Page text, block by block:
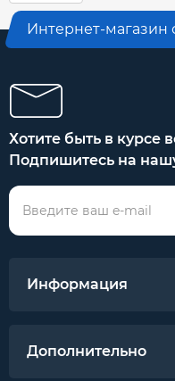
Интернет-магазин
Хотите быть в курсе
Подпишитесь на
Информация
Дополнительно